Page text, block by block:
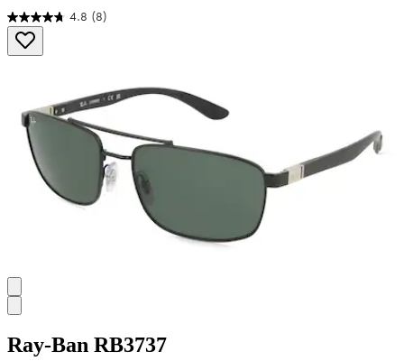
4.8 (8)
4.8
von
5
Bewertungen
Ray-Ban RB3737